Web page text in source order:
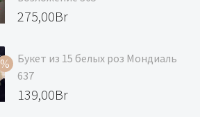
275,00Br
Букет из 15 белых роз Мондиаль
637
Первоначальная
139,00Br